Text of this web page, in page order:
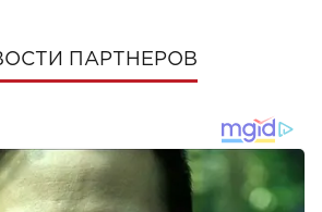
ПАРТНЕРОВ